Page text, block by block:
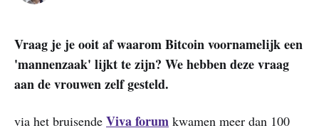
Vraag je je ooit af waarom Bitcoin voornamelijk een
'mannenzaak' lijkt te zijn? We hebben deze vraag
aan de vrouwen zelf gesteld.
via het bruisende Viva forum kwamen meer dan 100